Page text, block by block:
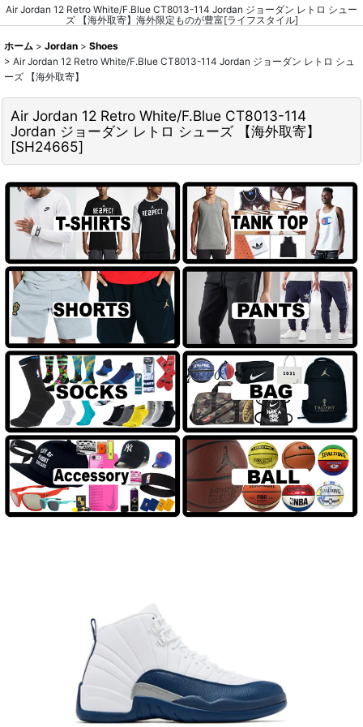
Air Jordan 12 Retro White/F.Blue CT8013-114 Jordan ジョーダン レトロ シュー
ズ 【海外取寄】海外限定ものが豊富[ライフスタイル]
ホーム > Jordan > Shoes
> Air Jordan 12 Retro White/F.Blue CT8013-114 Jordan ジョーダン レトロ シュ
ーズ 【海外取寄】
Air Jordan 12 Retro White/F.Blue CT8013-114
Jordan ジョーダン レトロ シューズ 【海外取寄】
[SH24665]